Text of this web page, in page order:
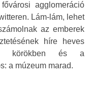
agglomeráció
Lám-lám, lehet
az emberek
híre heves
körökben és a
a múzeum marad.